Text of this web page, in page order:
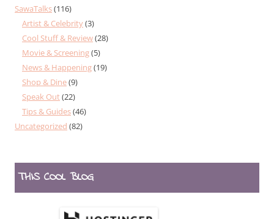
SawaTalks(116)
Artist & Celebrity(3)
Cool Stuff & Review(28)
Movie & Screening(5)
News & Happening(19)
Shop & Dine(9)
Speak Out(22)
Tips & Guides(46)
Uncategorized (82)
THIS COOL BLOG